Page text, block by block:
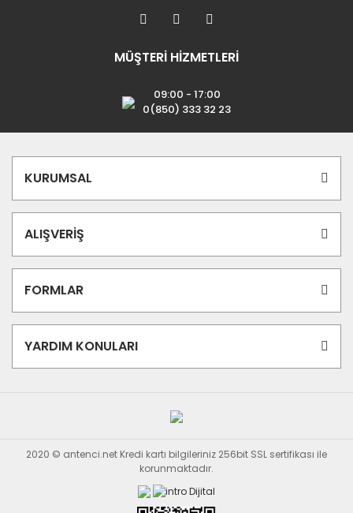
MÜŞTERİ HİZMETLERİ
09:00 - 17:00
0(850) 333 32 23
KURUMSAL
ALIŞVERİŞ
FORMLAR
YARDIM KONULARI
2020 © antenci.net Kredi kartı bilgileriniz 256bit SSL sertifikası ile
korunmaktadır.